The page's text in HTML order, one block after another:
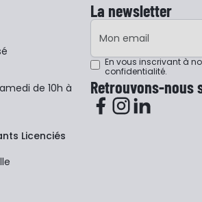
de 10h à
Licenciés
La newsletter
Adresse e-mail
En vous inscrivant à
confidentialité.
Retrouvons-nous